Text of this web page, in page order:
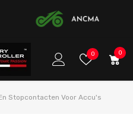
0 0
0
Stopcontacten Voor Accu's